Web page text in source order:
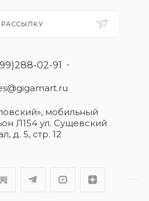
02-91
мобильный
Л154 ул. Сущевский
д. 5, стр. 12